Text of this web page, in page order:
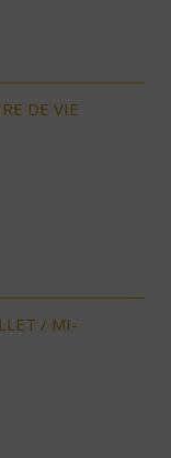
DE VIE
/ MI-